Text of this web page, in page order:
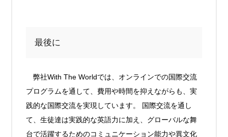
最後に
弊社With The Worldでは、オンラインでの国際交流
プログラムを通して、費用や時間を抑えながらも、実
践的な国際交流を実現しています。 国際交流を通し
て、生徒達は実践的な英語力に加え、グローバルな舞
台で活躍するためのコミュニケーション能力や異文化